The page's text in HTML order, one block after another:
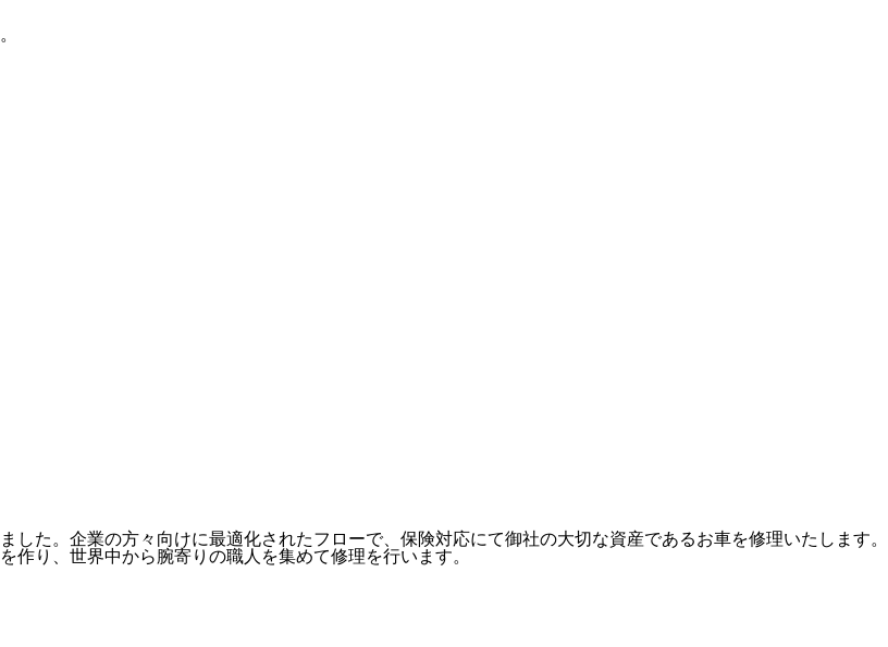
た。企業の方々向けに最適化されたフローで、保険対応にて御社の大切な資産であるお車を修理いたします。
り、世界中から腕寄りの職人を集めて修理を行います。